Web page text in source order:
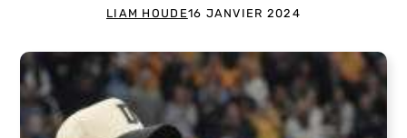
LIAM HOUDE16 JANVIER 2024